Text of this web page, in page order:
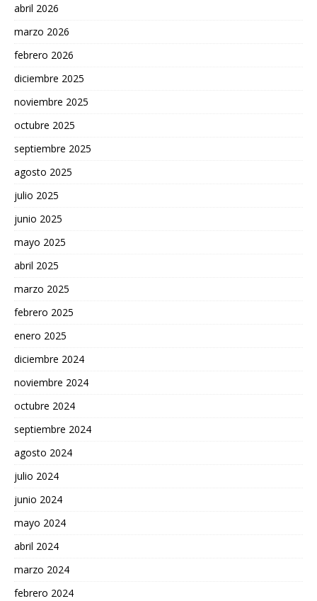
abril 2026
marzo 2026
febrero 2026
diciembre 2025
noviembre 2025
octubre 2025
septiembre 2025
agosto 2025
julio 2025
junio 2025
mayo 2025
abril 2025
marzo 2025
febrero 2025
enero 2025
diciembre 2024
noviembre 2024
octubre 2024
septiembre 2024
agosto 2024
julio 2024
junio 2024
mayo 2024
abril 2024
marzo 2024
febrero 2024